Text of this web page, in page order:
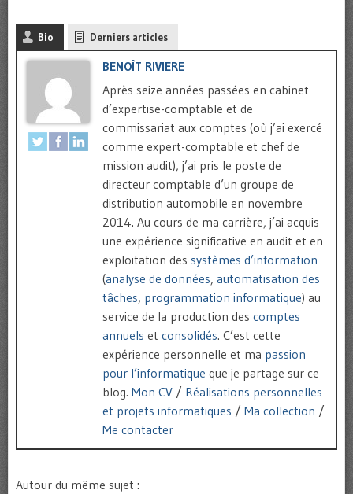
Bio Derniers articles
BENOÎT RIVIERE
Après seize années passées en cabinet
d’expertise-comptable et de
commissariat aux comptes (où j’ai exercé
comme expert-comptable et chef de
mission audit), j’ai pris le poste de
directeur comptable d’un groupe de
distribution automobile en novembre
2014. Au cours de ma carrière, j’ai acquis
une expérience significative en audit et en
exploitation des systèmes d’information
(analyse de données, automatisation des
tâches, programmation informatique) au
service de la production des comptes
annuels et consolidés. C’est cette
expérience personnelle et ma passion
pour l’informatique que je partage sur ce
blog. Mon CV / Réalisations personnelles
et projets informatiques / Ma collection /
Me contacter
Autour du même sujet :